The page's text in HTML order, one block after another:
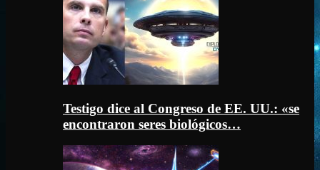
Testigo dice al Congreso de EE. UU.: «se
encontraron seres biológicos…